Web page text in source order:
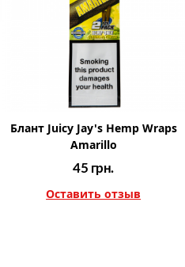
Блант Juicy Jay's Hemp Wraps
Amarillo
45 грн.
Оставить отзыв